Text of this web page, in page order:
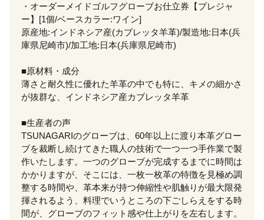
・オーダーメイドゴルフグローブお仕立券【プレジャ
ー】[1個/ベースカラー:ワイン]
原産地:インドネシア産(カブレッタ羊革)/製造地:日本(兵
庫県尼崎市)/加工地:日本(兵庫県尼崎市)
■原材料・成分
薄さと耐久性に優れた羊革の中でも特に、キメの細かさ
が抜群な、インドネシア産カブレッタ羊革
■生産者の声
TSUNAGARIのグローブは、60年以上に渡り本革グロー
ブを裁断し続けてきた職人の技術で一つ一つ手作業で製
作いたします。一つのグローブが完成するまでに時間は
かかりますが、そこには、一枚一枚革の特徴を見極め調
整する時間や、革本来が持つ伸縮性や肌触りが最大限発
揮されるよう、料理でいうところの下ごしらえをする時
間が、グローブのフィット感や仕上がりを左右します。